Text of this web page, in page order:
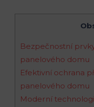
Bezpečnostní
panelového domu
Efektivní ochrana
panelového domu
Moderní